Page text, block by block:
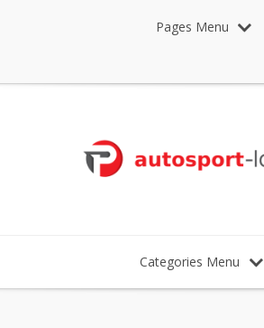
Pages Menu
Categories Menu